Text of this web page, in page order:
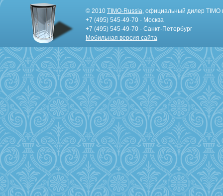
© 2010 TIMO-Russia, официальный дилер TIMO
+7 (495) 545-49-70 - Москва
+7 (495) 545-49-70 - Санкт-Петербург
Мобильная версия сайта